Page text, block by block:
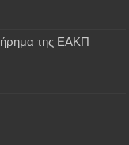
της ΕΑΚΠ